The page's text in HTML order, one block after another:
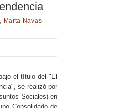
, Marta Navas-
el título del "El
se realizó por
Sociales) en
Consolidado de